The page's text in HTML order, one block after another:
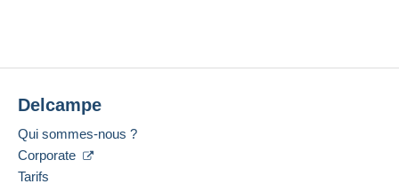
Delcampe
Qui sommes-nous ?
Corporate
Tarifs